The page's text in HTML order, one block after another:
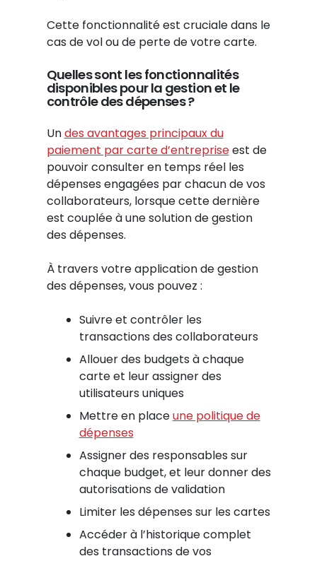
Cette fonctionnalité est cruciale dans le
cas de vol ou de perte de votre carte.
Quelles sont les fonctionnalités
disponibles pour la gestion et le
contrôle des dépenses ?
Undes avantages principaux du
paiement par carte d’entrepriseest de
pouvoir consulter en temps réel les
dépenses engagées par chacun de vos
collaborateurs, lorsque cette dernière
est couplée à une solution de gestion
des dépenses.
À travers votre application de gestion
des dépenses, vous pouvez :
Suivre et contrôler les
transactions des collaborateurs
Allouer des budgets à chaque
carte et leur assigner des
utilisateurs uniques
Mettre en placeune politique de
dépenses
Assigner des responsables sur
chaque budget, et leur donner des
autorisations de validation
Limiter les dépenses sur les cartes
Accéder à l’historique complet
des transactions de vos